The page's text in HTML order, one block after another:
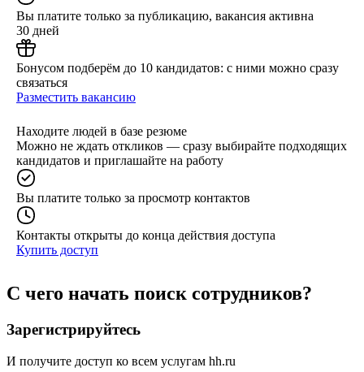
Вы платите только за публикацию, вакансия активна
30 дней
Бонусом подберём до 10 кандидатов: с ними можно сразу
связаться
Разместить вакансию
Находите людей в базе резюме
Можно не ждать откликов — сразу выбирайте подходящих
кандидатов и приглашайте на работу
Вы платите только за просмотр контактов
Контакты открыты до конца действия доступа
Купить доступ
С чего начать поиск сотрудников?
Зарегистрируйтесь
И получите доступ ко всем услугам hh.ru